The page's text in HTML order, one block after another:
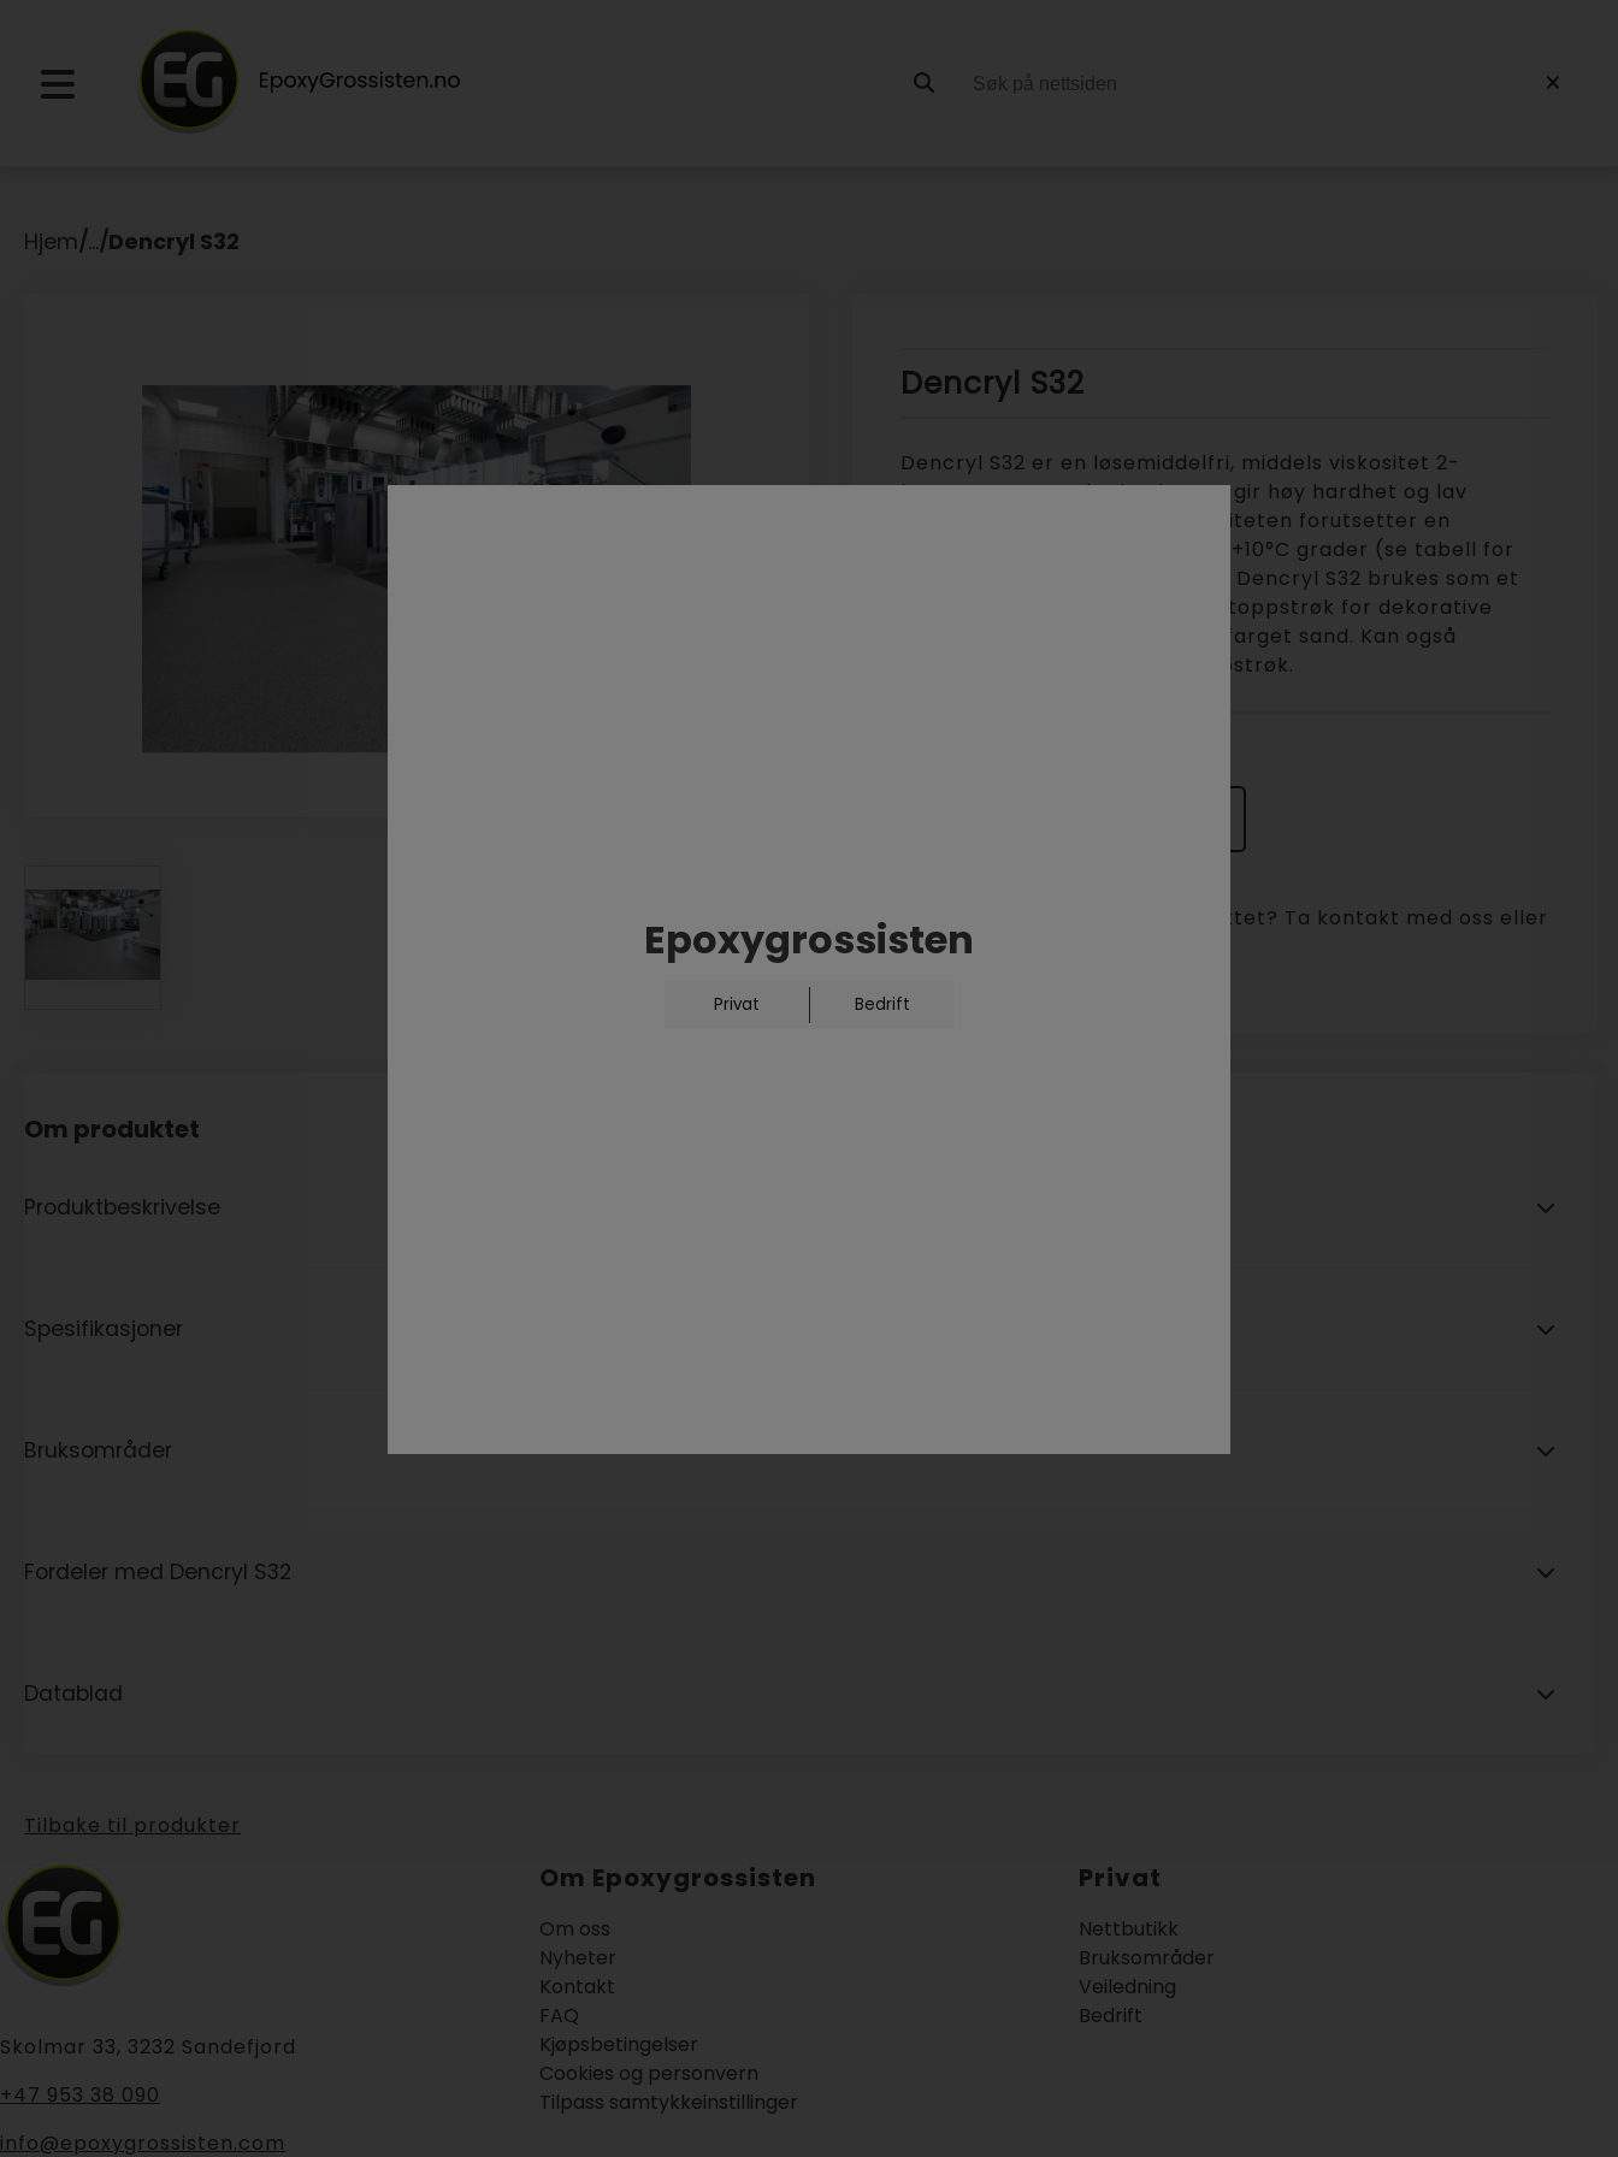
Epoxygrossisten
Privat Bedrift
Hjem/.../Dencryl S32
Dencryl S32
Dencryl S32 er en løsemiddelfri, middels viskositet 2-
komponent metakrylresin som gir høy hardhet og lav
gulning. Den noe lavere reaktiviteten forutsetter en
påføringstemperatur på minst +10°C grader (se tabell for
dosering av herder i datablad). Dencryl S32 brukes som et
transparent, svært slitesterkt toppstrøk for dekorative
belegg med fargede flakes og farget sand. Kan også
pigmenteres for et farget toppstrøk.
Er du interessert i dette produktet? Ta kontakt med oss eller
send en forespørsel.
Om produktet
Produktbeskrivelse
Spesifikasjoner
Bruksområder
Fordeler med Dencryl S32
Datablad
Tilbake til produkter
Skolmar 33, 3232 Sandefjord
+47 953 38 090
info@epoxygrossisten.com
Om Epoxygrossisten
Om oss
Nyheter
Kontakt
FAQ
Kjøpsbetingelser
Cookies og personvern
Tilpass samtykkeinstillinger
Privat
Nettbutikk
Bruksområder
Veiledning
Bedrift